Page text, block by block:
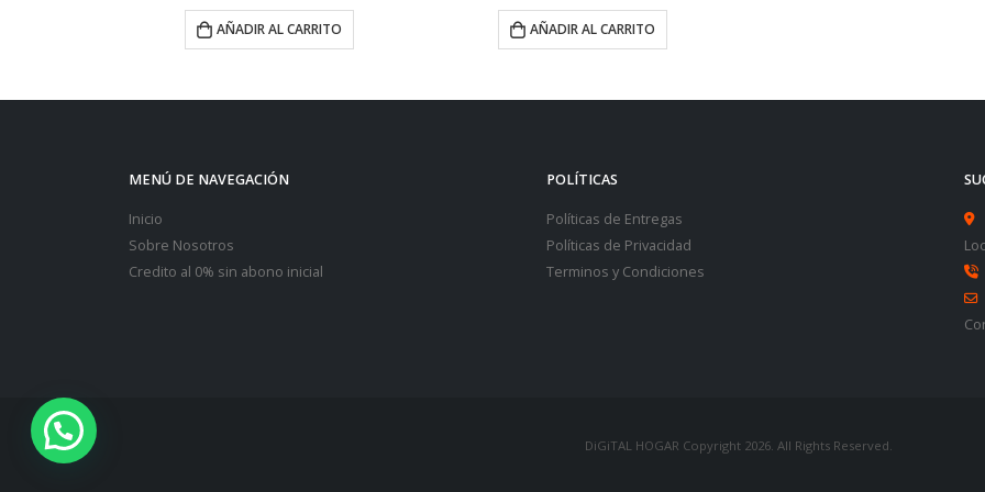
AÑADIR AL CARRITO
MENÚ DE NAVEGACIÓN
Inicio
Sobre Nosotros
Credito al 0% sin abono inicial
POLÍTICAS
Políticas de Entregas
Políticas de Privacidad
Terminos y Condiciones
DiGiTAL HOGAR Copyright 2026. All Rights Reserved.